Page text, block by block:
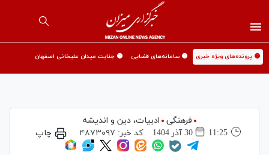
🟡 پرونده‌های ویژه خبری 🟡 سامانه‌های قضایی 🟡 جنایت میدان علیخانی اصفهان
فرهنگی
ادبیات، دین و اندیشه
11:25
30 آذر 1404 کد خبر: ۴۸۷۳۰۹۷ چاپ